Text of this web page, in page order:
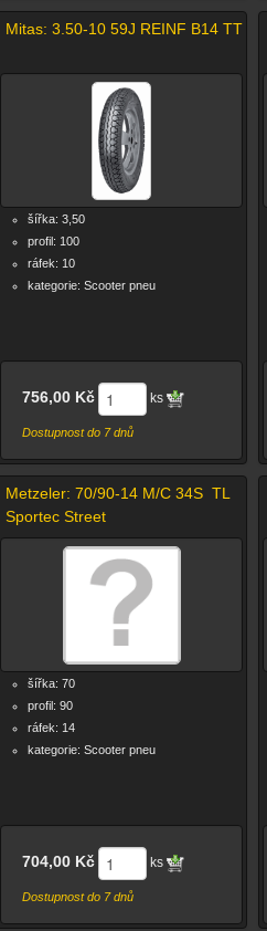
Mitas: 3.50-10 59J REINF B14 TT
šířka: 3,50
profil: 100
ráfek: 10
kategorie: Scooter pneu
756,00 Kč ks
Dostupnost do 7 dnů
Metzeler: 70/90-14 M/C 34S TL
Sportec Street
šířka: 70
profil: 90
ráfek: 14
kategorie: Scooter pneu
704,00 Kč ks
Dostupnost do 7 dnů